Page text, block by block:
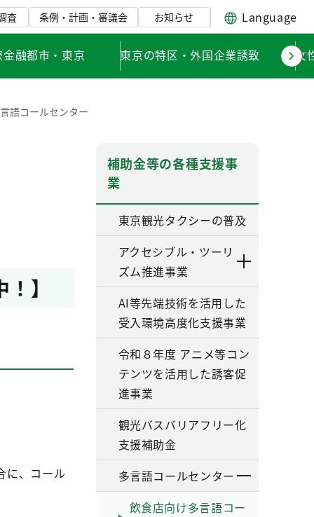
査 条例・計画・審議会 お知らせ Language
融都市・東京 東京の特区・外国企業誘致 女
語コールセンター
】
に、コール
補助金等の各種支援事
業
東京観光タクシーの普及
アクセシブル・ツーリ
ズム推進事業
AI等先端技術を活用した
受入環境高度化支援事業
令和８年度 アニメ等コン
テンツを活用した誘客促
進事業
観光バスバリアフリー化
支援補助金
多言語コールセンター
飲食店向け多言語コー